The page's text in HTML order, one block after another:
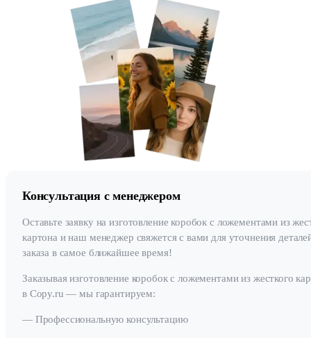
Консультация с менеджером
Оставьте заявку на изготовление коробок с ложементами из
картона и наш менеджер свяжется с вами для уточнения
заказа в самое ближайшее время!
Заказывая изготовление коробок с ложементами из жесткого
в Copy.ru — мы гарантируем:
— Профессиональную консультацию